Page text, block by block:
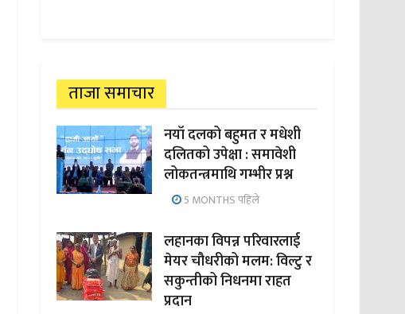
ताजा समाचार
नयाँ दलको बहुमत र मधेशी
दलितको उपेक्षा : समावेशी
लोकतन्त्रमाथि गम्भीर प्रश्न
5 MONTHS पहिले
लहानका विपन्न परिवारलाई
मेयर चौधरीको मलम: विल्टु र
सकुन्तीको निधनमा राहत
प्रदान